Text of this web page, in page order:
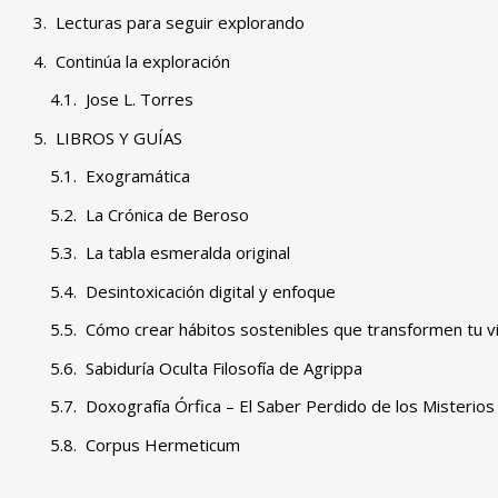
Lecturas para seguir explorando
Continúa la exploración
Jose L. Torres
LIBROS Y GUÍAS
Exogramática
La Crónica de Beroso
La tabla esmeralda original
Desintoxicación digital y enfoque
Cómo crear hábitos sostenibles que transformen tu
Sabiduría Oculta Filosofía de Agrippa
Doxografía Órfica – El Saber Perdido de los Misterios
Corpus Hermeticum